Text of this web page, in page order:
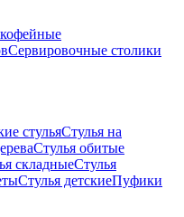
Сервировочные столики
стульяСтулья на
Стулья обитые
складныеСтулья
Стулья детскиеПуфики